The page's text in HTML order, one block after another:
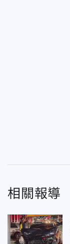
相關報導